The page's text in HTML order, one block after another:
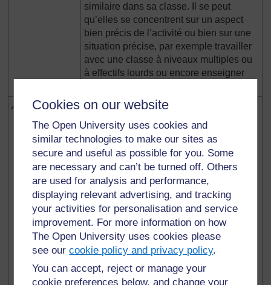
Cookies on our website
The Open University uses cookies and
similar technologies to make our sites as
secure and useful as possible for you. Some
are necessary and can’t be turned off. Others
are used for analysis and performance,
displaying relevant advertising, and tracking
your activities for personalisation and service
improvement. For more information on how
The Open University uses cookies please
see ourcookie policy and privacy policy.
You can accept, reject or manage your
cookie preferences below, and change your
similaire dans sa classe. Il se peut
qu’elles se concentrent sur un aspect
bien précis de l’activité ou bien sur une
situation précise, par exemple travailler
avec une classe à niveaux multiples ou
à effectifs lourds ou encore enseigner
Activités
Au cœur de chaque section se trouvent
trois activités que l’enseignant
entreprendra avec ses élèves, dans sa
classe ou bien au sein de l’école, voire
même de la communauté. Les activités
sont conçues de manière à préparer à
l’activité finale connue sous le nom
d’activité clé. Les activités sont centrées
sur l’apprenant (le stagiaire ou
l’enseignant) et présentent un caractère
hautement motivant pour les élèves.
Certaines activités sont très courtes, une
vingtaine de minutes au maximum, alors
que d’autres sont des projets s’étalant